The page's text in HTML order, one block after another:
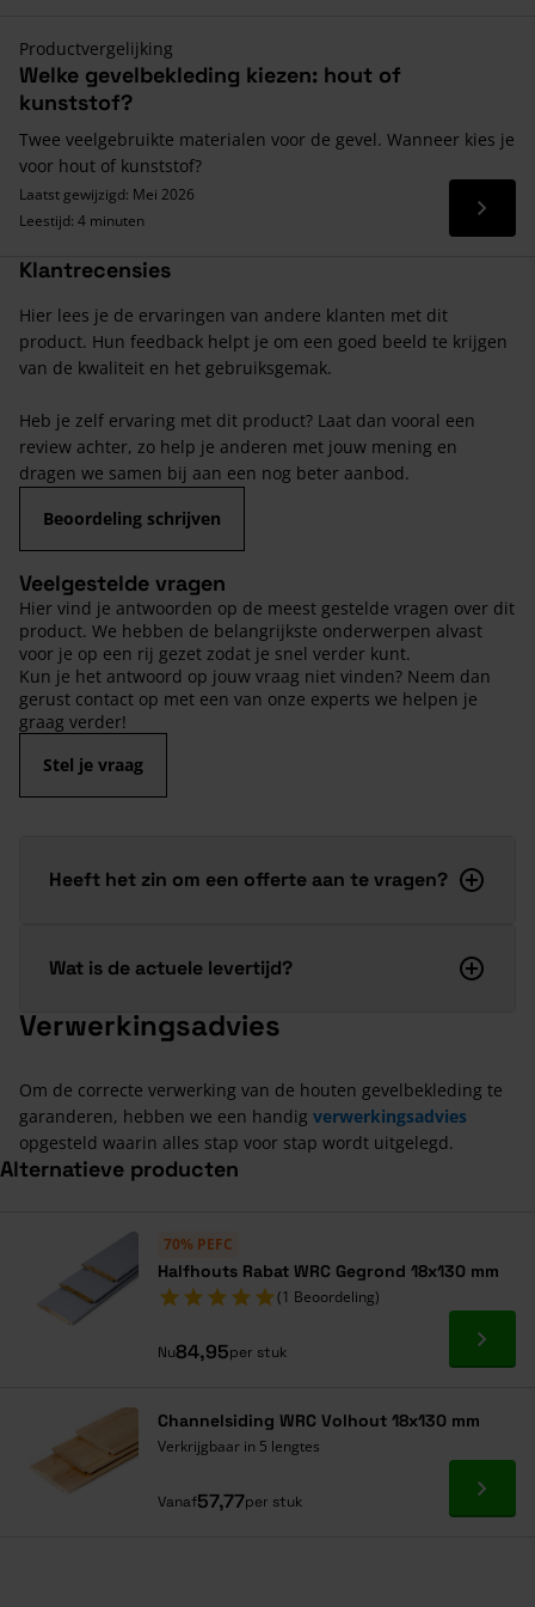
Productvergelijking
Welke gevelbekleding kiezen: hout of
kunststof?
Twee veelgebruikte materialen voor de gevel. Wanneer kies je
voor hout of kunststof?
Laatst gewijzigd: Mei 2026
Leestijd: 4 minuten
Lees
Klantrecensies
Hier lees je de ervaringen van andere klanten met dit
product. Hun feedback helpt je om een goed beeld te krijgen
van de kwaliteit en het gebruiksgemak.
Heb je zelf ervaring met dit product? Laat dan vooral een
review achter, zo help je anderen met jouw mening en
dragen we samen bij aan een nog beter aanbod.
Beoordeling schrijven
Veelgestelde vragen
Hier vind je antwoorden op de meest gestelde vragen over dit
product. We hebben de belangrijkste onderwerpen alvast
voor je op een rij gezet zodat je snel verder kunt.
Kun je het antwoord op jouw vraag niet vinden? Neem dan
gerust contact op met een van onze experts we helpen je
graag verder!
Stel je vraag
Heeft het zin om een offerte aan te vragen?
Wat is de actuele levertijd?
Verwerkingsadvies
Om de correcte verwerking van de houten gevelbekleding te
garanderen, hebben we een handig verwerkingsadvies
opgesteld waarin alles stap voor stap wordt uitgelegd.
Alternatieve producten
70% PEFC
Halfhouts Rabat WRC Gegrond 18x130 mm
(1 Beoordeling)
Nu84,95per stuk Ga
Channelsiding WRC Volhout 18x130 mm
Verkrijgbaar in 5 lengtes
Vanaf57,77per stuk Ga